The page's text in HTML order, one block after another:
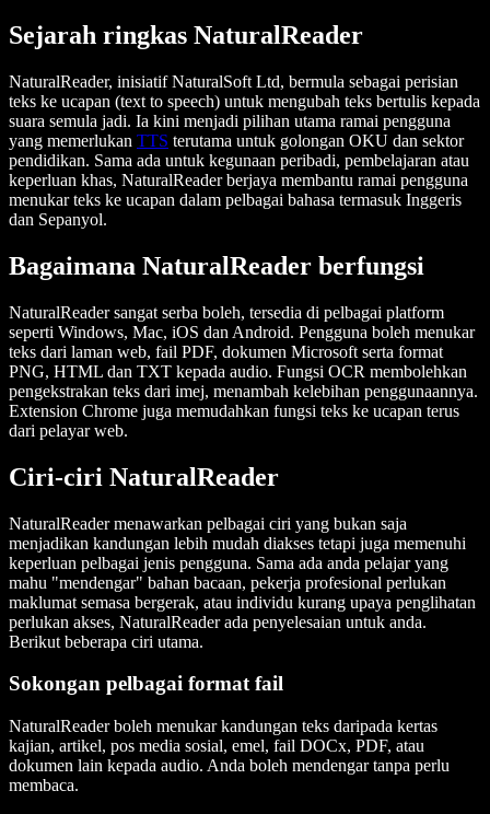
Sejarah ringkas NaturalReader
NaturalReader, inisiatif NaturalSoft Ltd, bermula sebagai perisian
teks ke ucapan (text to speech) untuk mengubah teks bertulis kepada
suara semula jadi. Ia kini menjadi pilihan utama ramai pengguna
yang memerlukan TTS terutama untuk golongan OKU dan sektor
pendidikan. Sama ada untuk kegunaan peribadi, pembelajaran atau
keperluan khas, NaturalReader berjaya membantu ramai pengguna
menukar teks ke ucapan dalam pelbagai bahasa termasuk Inggeris
dan Sepanyol.
Bagaimana NaturalReader berfungsi
NaturalReader sangat serba boleh, tersedia di pelbagai platform
seperti Windows, Mac, iOS dan Android. Pengguna boleh menukar
teks dari laman web, fail PDF, dokumen Microsoft serta format
PNG, HTML dan TXT kepada audio. Fungsi OCR membolehkan
pengekstrakan teks dari imej, menambah kelebihan penggunaannya.
Extension Chrome juga memudahkan fungsi teks ke ucapan terus
dari pelayar web.
Ciri-ciri NaturalReader
NaturalReader menawarkan pelbagai ciri yang bukan saja
menjadikan kandungan lebih mudah diakses tetapi juga memenuhi
keperluan pelbagai jenis pengguna. Sama ada anda pelajar yang
mahu "mendengar" bahan bacaan, pekerja profesional perlukan
maklumat semasa bergerak, atau individu kurang upaya penglihatan
perlukan akses, NaturalReader ada penyelesaian untuk anda.
Berikut beberapa ciri utama.
Sokongan pelbagai format fail
NaturalReader boleh menukar kandungan teks daripada kertas
kajian, artikel, pos media sosial, emel, fail DOCx, PDF, atau
dokumen lain kepada audio. Anda boleh mendengar tanpa perlu
membaca.